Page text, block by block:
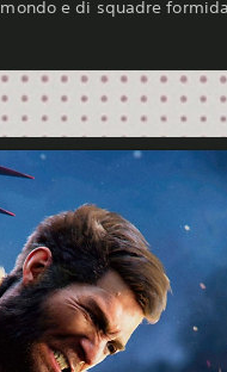
mondo e di squadre